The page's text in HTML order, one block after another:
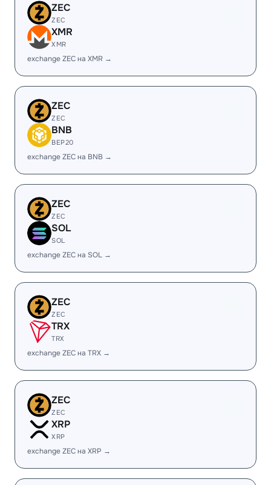
ZEC
ZEC
XMR
XMR
exchange ZEC на XMR →
ZEC
ZEC
BNB
BEP20
exchange ZEC на BNB →
ZEC
ZEC
SOL
SOL
exchange ZEC на SOL →
ZEC
ZEC
TRX
TRX
exchange ZEC на TRX →
ZEC
ZEC
XRP
XRP
exchange ZEC на XRP →